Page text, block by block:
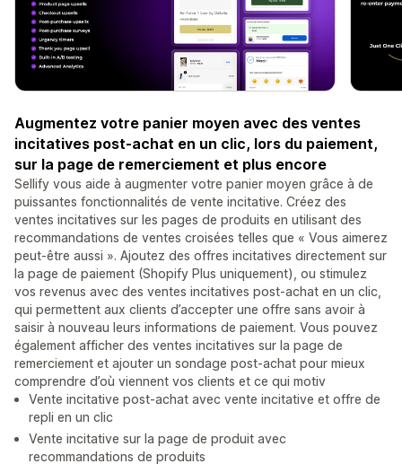
Augmentez votre panier moyen avec des ventes
incitatives post-achat en un clic, lors du paiement,
sur la page de remerciement et plus encore
Sellify vous aide à augmenter votre panier moyen grâce à de
puissantes fonctionnalités de vente incitative. Créez des
ventes incitatives sur les pages de produits en utilisant des
recommandations de ventes croisées telles que « Vous aimerez
peut-être aussi ». Ajoutez des offres incitatives directement sur
la page de paiement (Shopify Plus uniquement), ou stimulez
vos revenus avec des ventes incitatives post-achat en un clic,
qui permettent aux clients d’accepter une offre sans avoir à
saisir à nouveau leurs informations de paiement. Vous pouvez
également afficher des ventes incitatives sur la page de
remerciement et ajouter un sondage post-achat pour mieux
comprendre d’où viennent vos clients et ce qui motiv
Vente incitative post-achat avec vente incitative et offre de
repli en un clic
Vente incitative sur la page de produit avec
recommandations de produits